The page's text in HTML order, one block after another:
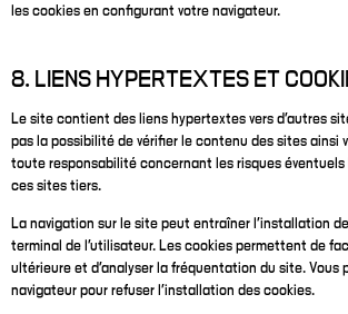
les cookies en configurant votre navigateur.
8. LIENS HYPERTEXTES ET
Le site contient des liens hypertextes vers d’autres
pas la possibilité de vérifier le contenu des sites ainsi
toute responsabilité concernant les risques
ces sites tiers.
La navigation sur le site peut entraîner l’installation
terminal de l’utilisateur. Les cookies permettent de
ultérieure et d’analyser la fréquentation du site. Vous
navigateur pour refuser l’installation des cookies.